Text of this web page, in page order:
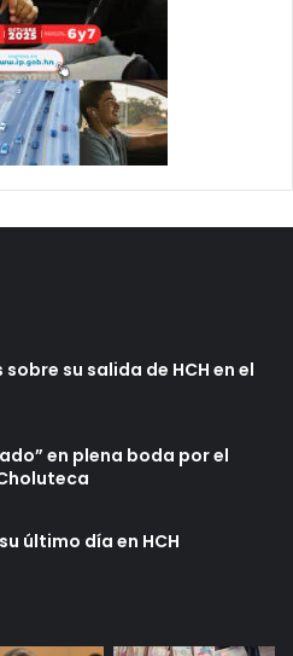
su salida de HCH en el
en plena boda por el
último día en HCH